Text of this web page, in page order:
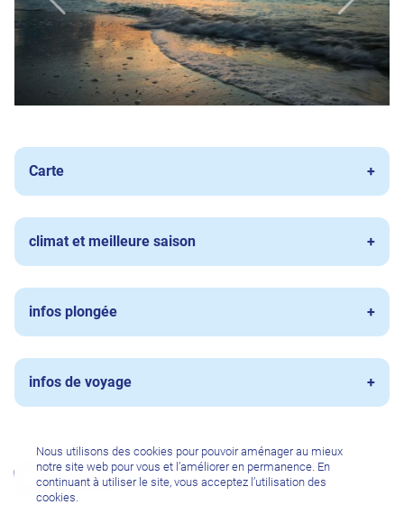
Carte
climat et meilleure saison
infos plongée
infos de voyage
L'œil du pro
Nous utilisons des cookies pour pouvoir aménager au mieux
notre site web pour vous et l’améliorer en permanence. En
continuant à utiliser le site, vous acceptez l’utilisation des
cookies.